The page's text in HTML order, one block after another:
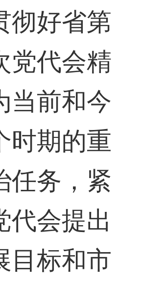
彻好省第
党代会精
当前和今
时期的重
任务，紧
代会提出
目标和市